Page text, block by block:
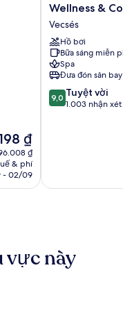
₫
₫
₫
& phí
- 02/09
Airport
Stáció
Wellness
&
Conference
Vecsés
Wellness &
Vecsés
Hồ bơi
Bữa sáng miễn
Spa
Đưa đón sân bay
9.0
trên
9,0 Tuyệt vời
1.003 nhận xét
vực này